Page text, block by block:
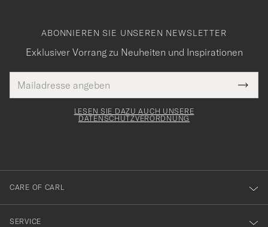
ABONNIEREN SIE UNSEREN NEWSLETTER
Exklusiver Vorrang zu Neuheiten und Inspirationen
Mail
Adresse
Tack
för
dig
till
vårt
nyhetsbrev!
LESEN SIE DAZU AUCH UNSERE
DATENSCHUTZVERORDNUNG
CARE OF CARL
SERVICE